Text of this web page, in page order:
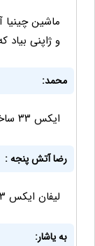
ماشین چینیا
و ژاپنی
محمد:
ایکس ۳۳ ساخت چری است
رضا آتش پنجه :
لیفان ایکس ۳۳چری اصلا خودت فهمیدی چی گفتی
به یاشار: